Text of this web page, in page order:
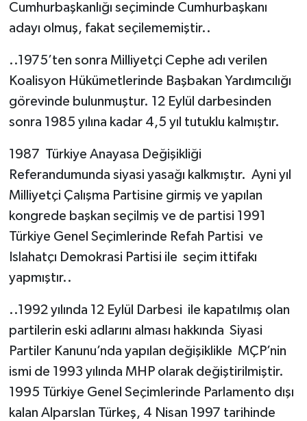
Cumhurbaşkanlığı seçiminde Cumhurbaşkanı
adayı olmuş, fakat seçilememiştir..
..1975’ten sonra Milliyetçi Cephe adı verilen
Koalisyon Hükümetlerinde Başbakan Yardımcılığı
görevinde bulunmuştur. 12 Eylül darbesinden
sonra 1985 yılına kadar 4,5 yıl tutuklu kalmıştır.
1987 Türkiye Anayasa Değişikliği
Referandumunda siyasi yasağı kalkmıştır. Ayni yıl
Milliyetçi Çalışma Partisine girmiş ve yapılan
kongrede başkan seçilmiş ve de partisi 1991
Türkiye Genel Seçimlerinde Refah Partisi ve
Islahatçı Demokrasi Partisi ile seçim ittifakı
yapmıştır..
..1992 yılında 12 Eylül Darbesi ile kapatılmış olan
partilerin eski adlarını alması hakkında Siyasi
Partiler Kanunu’nda yapılan değişiklikle MÇP’nin
ismi de 1993 yılında MHP olarak değiştirilmiştir.
1995 Türkiye Genel Seçimlerinde Parlamento dışı
kalan Alparslan Türkeş, 4 Nisan 1997 tarihinde